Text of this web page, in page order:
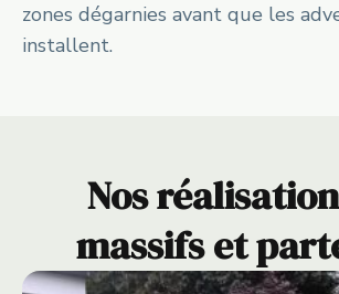
zones dégarnies avant que les
installent.
Nos
massifs et